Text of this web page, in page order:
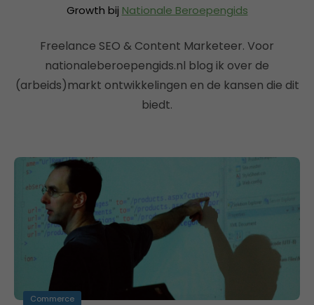
Growth bij Nationale Beroepengids
Freelance SEO & Content Marketeer. Voor
nationaleberoepengids.nl blog ik over de
(arbeids)markt ontwikkelingen en de kansen die dit
biedt.
Commerce